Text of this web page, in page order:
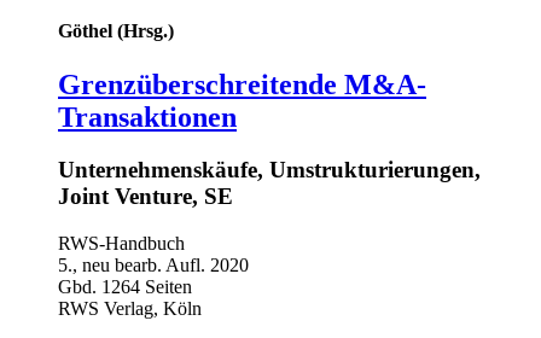
Göthel (Hrsg.)
Grenzüberschreitende M&A-
Transaktionen
Unternehmenskäufe, Umstrukturierungen,
Joint Venture, SE
RWS-Handbuch
5., neu bearb. Aufl. 2020
Gbd. 1264 Seiten
RWS Verlag, Köln